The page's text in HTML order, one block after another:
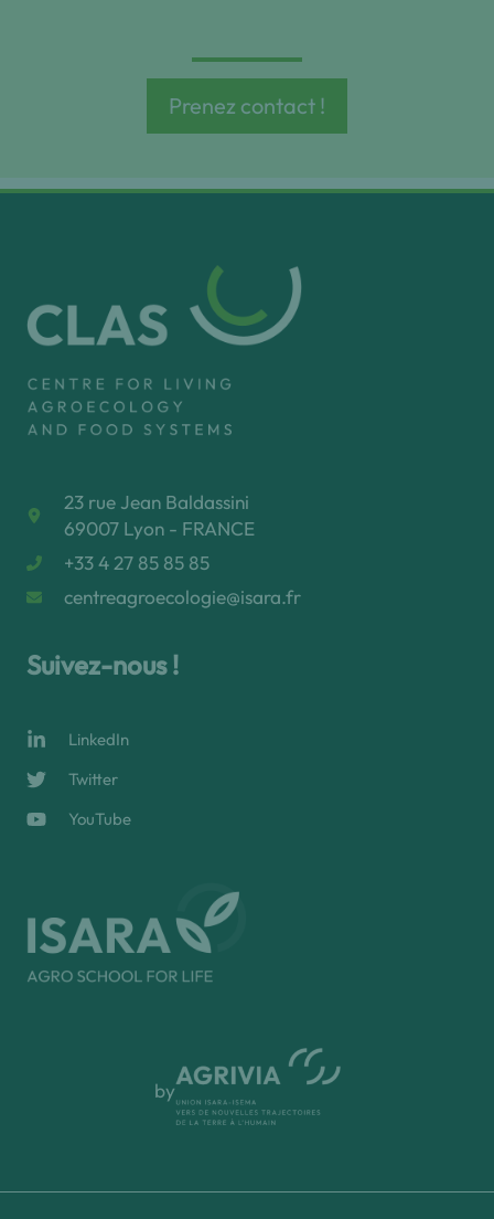
Prenez contact !
23 rue Jean Baldassini
69007 Lyon - FRANCE
+33 4 27 85 85 85
centreagroecologie@isara.fr
Suivez-nous !
LinkedIn
Twitter
YouTube
by